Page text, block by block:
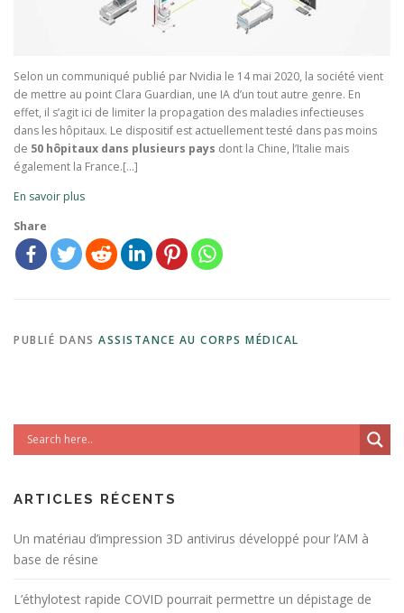
Selon un communiqué publié par Nvidia le 14 mai 2020, la société vient
de mettre au point Clara Guardian, une IA d’un tout autre genre. En
effet, il s’agit ici de limiter la propagation des maladies infectieuses
dans les hôpitaux. Le dispositif est actuellement testé dans pas moins
de 50 hôpitaux dans plusieurs pays dont la Chine, l’Italie mais
également la France.[…]
En savoir plus
Share
PUBLIÉ DANS ASSISTANCE AU CORPS MÉDICAL
ARTICLES RÉCENTS
Un matériau d’impression 3D antivirus développé pour l’AM à
base de résine
L’éthylotest rapide COVID pourrait permettre un dépistage de